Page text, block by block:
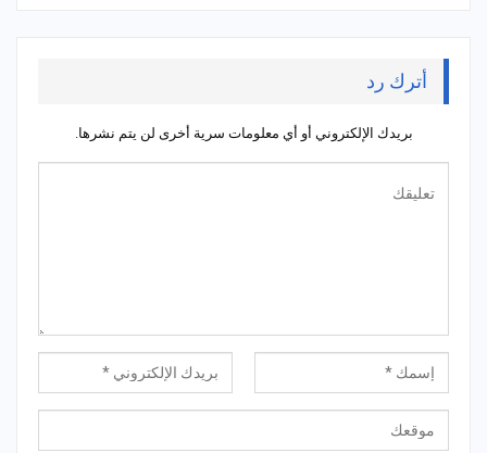
أترك رد
بريدك الإلكتروني أو أي معلومات سرية أخرى لن يتم نشرها.